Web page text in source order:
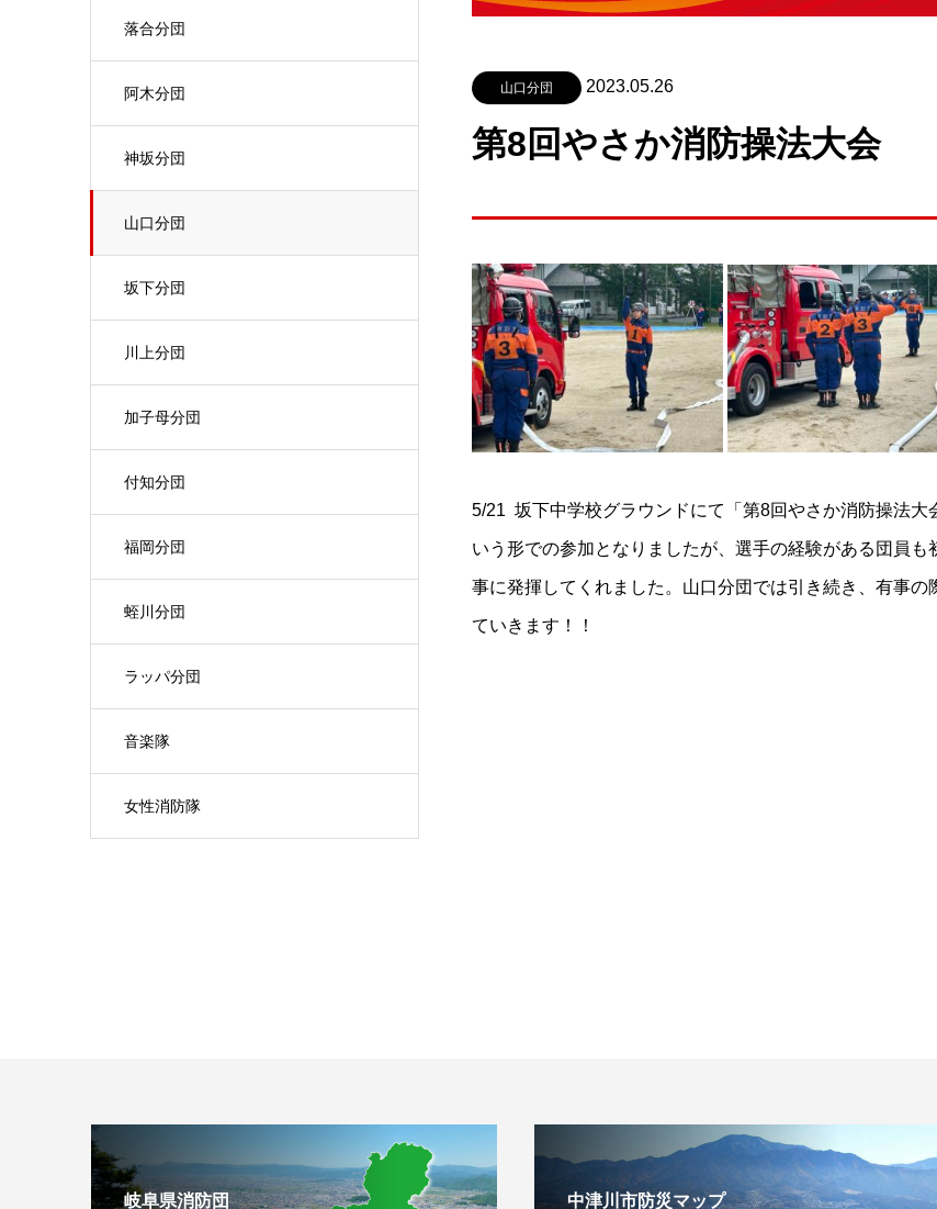
落合分団
阿木分団
神坂分団
山口分団
坂下分団
川上分団
加子母分団
付知分団
福岡分団
蛭川分団
ラッパ分団
音楽隊
女性消防隊
山口分団 2023.05.26
第8回やさか消防操法大会
5/21 坂下中学校グラウンドにて「第8回やさか消防操法
いう形での参加となりましたが、選手の経験がある団員
事に発揮してくれました。山口分団では引き続き、有事
ていきます！！
岐阜県消防団 中津川市防災マップ